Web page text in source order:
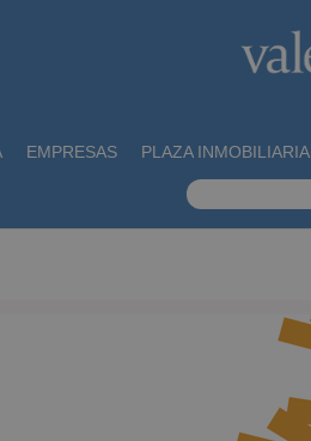
EMPRESAS PLAZA INMOBILIARIA